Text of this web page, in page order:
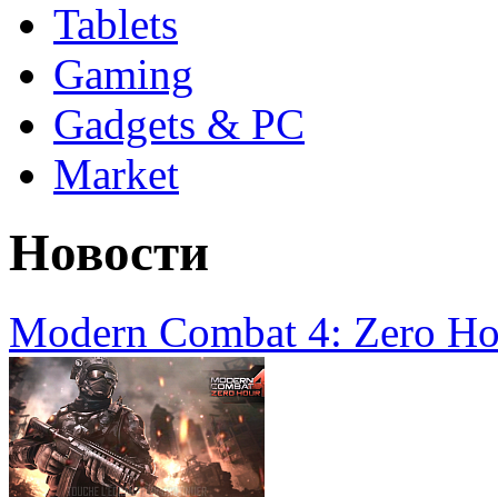
Tablets
Gaming
Gadgets & PC
Market
Новости
Modern Combat 4: Zero